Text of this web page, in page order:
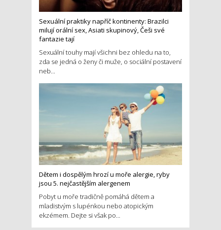
Sexuální praktiky napříč kontinenty: Brazilci
milují orální sex, Asiati skupinový, Češi své
fantazie tají
Sexuální touhy mají všichni bez ohledu na to,
zda se jedná o ženy či muže, o sociální postavení
neb...
Dětem i dospělým hrozí u moře alergie, ryby
jsou 5. nejčastějším alergenem
Pobyt u moře tradičně pomáhá dětem a
mladistvým s lupénkou nebo atopickým
ekzémem. Dejte si však po...